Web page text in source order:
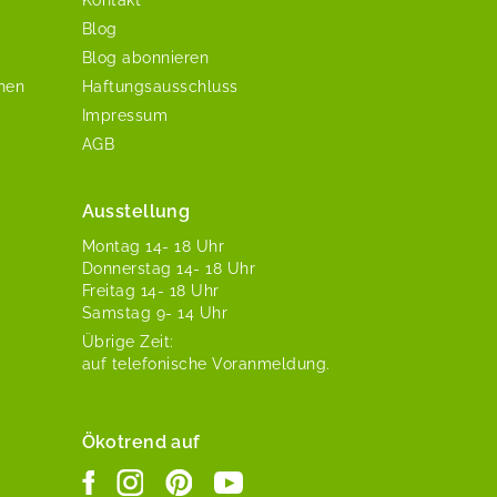
Blog
Blog abonnieren
Haftungsausschluss
Impressum
AGB
Ausstellung
Mon­tag 14- 18 Uhr
Don­ner­stag 14- 18 Uhr
Fre­itag 14- 18 Uhr
Sam­stag 9- 14 Uhr
Übrige Zeit:
auf tele­fonis­che Voranmeldung.
Ökotrend auf